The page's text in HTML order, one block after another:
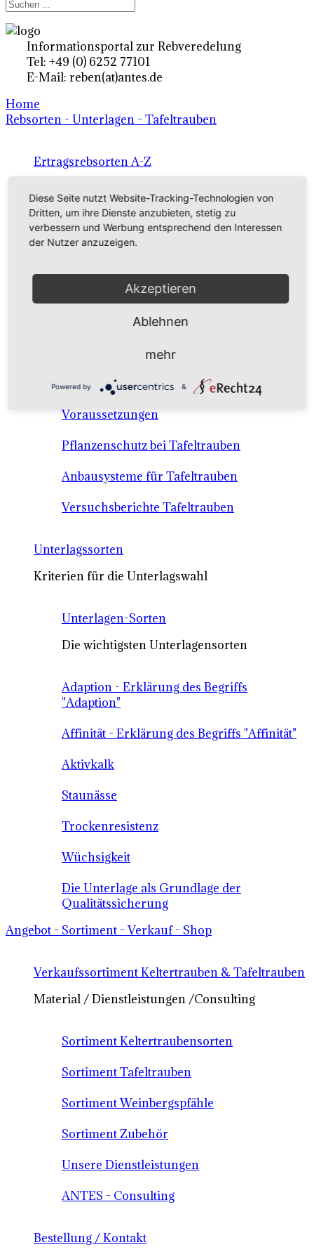
Informationsportal zur Rebveredelung
Tel: +49 (0) 6252 77101
E-Mail: reben(at)antes.de
Home
Rebsorten - Unterlagen - Tafeltrauben
Ertragsrebsorten A-Z
Rebsorten international
Tafeltraubensorten
Anbausysteme & Recht
Tafeltraubenanbau - rechtliche
Voraussetzungen
Pflanzenschutz bei Tafeltrauben
Anbausysteme für Tafeltrauben
Versuchsberichte Tafeltrauben
Unterlagssorten
Kriterien für die Unterlagswahl
Unterlagen-Sorten
Die wichtigsten Unterlagensorten
Adaption - Erklärung des Begriffs
"Adaption"
Affinität - Erklärung des Begriffs "Affinität"
Aktivkalk
Staunässe
Trockenresistenz
Wüchsigkeit
Die Unterlage als Grundlage der
Qualitätssicherung
Angebot - Sortiment - Verkauf - Shop
Verkaufssortiment Keltertrauben & Tafeltrauben
Material / Dienstleistungen /Consulting
Sortiment Keltertraubensorten
Sortiment Tafeltrauben
Sortiment Weinbergspfähle
Sortiment Zubehör
Unsere Dienstleistungen
ANTES - Consulting
Bestellung / Kontakt
Diese Seite nutzt Website-Tracking-Technologien von
Dritten, um ihre Dienste anzubieten, stetig zu
verbessern und Werbung entsprechend den Interessen
der Nutzer anzuzeigen.
Akzeptieren
Ablehnen
mehr
Powered by &